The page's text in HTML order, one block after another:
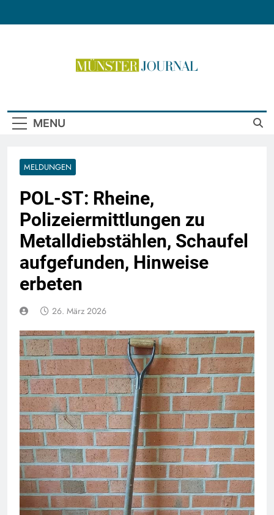
MENU
MELDUNGEN
POL-ST: Rheine,
Polizeiermittlungen zu
Metalldiebstählen, Schaufel
aufgefunden, Hinweise
erbeten
26. März 2026